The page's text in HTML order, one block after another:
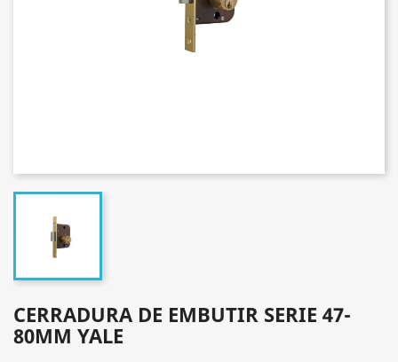
CERRADURA DE EMBUTIR SERIE 47-
80MM YALE